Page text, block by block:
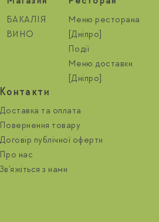
БАКАЛІЯ
ВИНО
Меню ресторана
[Дніпро]
Події
Меню доставки
[Дніпро]
Контакти
Доставка та оплата
Повернення товару
Договір публічної оферти
Про нас
Зв'яжіться з нами